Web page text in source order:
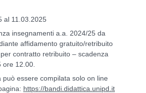
al 11.03.2025
insegnamenti a.a. 2024/25 da
affidamento gratuito/retribuito
contratto retribuito – scadenza
ore 12.00.
può essere compilata solo on line
https://bandi.didattica.unipd.it